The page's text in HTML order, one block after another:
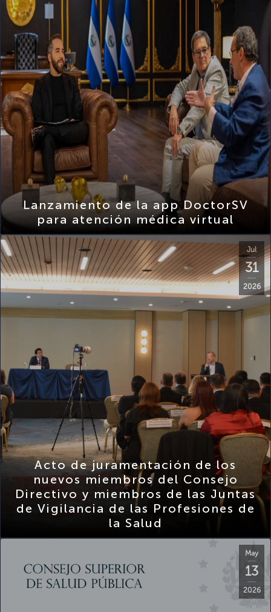
Lanzamiento de la app DoctorSV
para atención médica virtual
31
2026
Acto de juramentación de los
nuevos miembros del Consejo
Directivo y miembros de las Juntas
de Vigilancia de las Profesiones de
la Salud
13
2026